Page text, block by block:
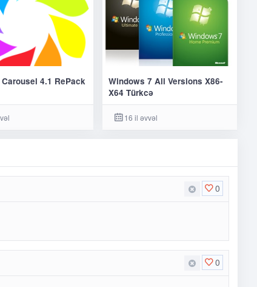
4.1 RePack
Windows 7 All Versions X86-
X64 Türkcə
16 il əvvəl
0
0